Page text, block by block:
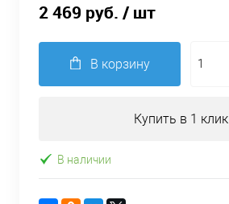
2 469 руб. / шт
В корзину
Купить в 1 клик
В наличии